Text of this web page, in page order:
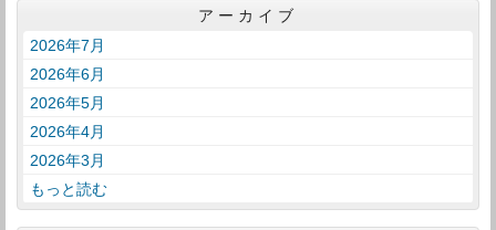
アーカイブ
2026年7月
2026年6月
2026年5月
2026年4月
2026年3月
もっと読む